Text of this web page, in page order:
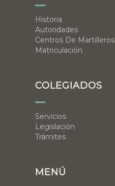
Historia
Autoridades
Centros De Martilleros
Matriculación
COLEGIADOS
Servicios
Legislación
Trámites
MENÚ